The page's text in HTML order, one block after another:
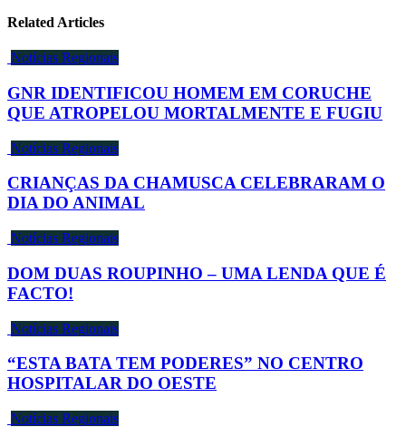
Related Articles
Notícias Regionais
GNR IDENTIFICOU HOMEM EM CORUCHE
QUE ATROPELOU MORTALMENTE E FUGIU
Notícias Regionais
CRIANÇAS DA CHAMUSCA CELEBRARAM O
DIA DO ANIMAL
Notícias Regionais
DOM DUAS ROUPINHO – UMA LENDA QUE É
FACTO!
Notícias Regionais
“ESTA BATA TEM PODERES” NO CENTRO
HOSPITALAR DO OESTE
Notícias Regionais